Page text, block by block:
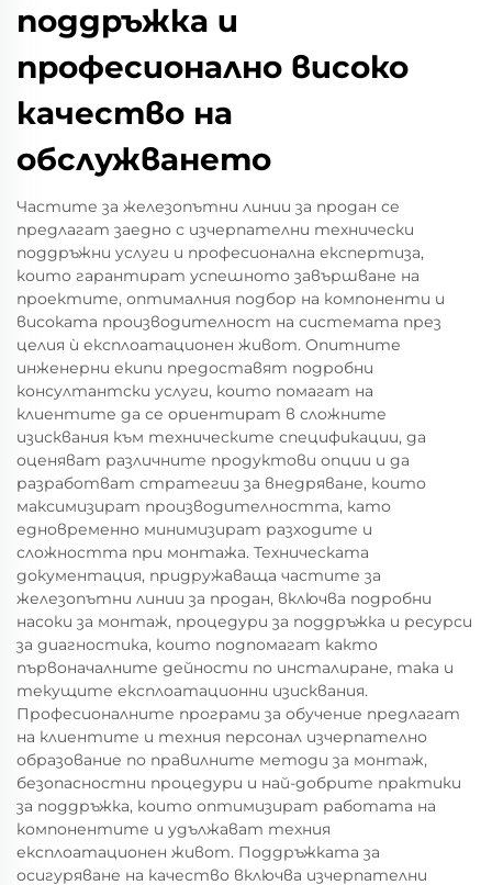
поддръжка и
професионално високо
качество на
обслужването
Частите за железопътни линии за продан се
предлагат заедно с изчерпателни технически
поддръжни услуги и професионална експертиза,
които гарантират успешното завършване на
проектите, оптималния подбор на компоненти и
високата производителност на системата през
целия ѝ експлоатационен живот. Опитните
инженерни екипи предоставят подробни
консултантски услуги, които помагат на
клиентите да се ориентират в сложните
изисквания към техническите спецификации, да
оценяват различните продуктови опции и да
разработват стратегии за внедряване, които
максимизират производителността, като
едновременно минимизират разходите и
сложността при монтажа. Техническата
документация, придружаваща частите за
железопътни линии за продан, включва подробни
насоки за монтаж, процедури за поддръжка и ресурси
за диагностика, които подпомагат както
първоначалните дейности по инсталиране, така и
текущите експлоатационни изисквания.
Професионалните програми за обучение предлагат
на клиентите и техния персонал изчерпателно
образование по правилните методи за монтаж,
безопасностни процедури и най-добрите практики
за поддръжка, които оптимизират работата на
компонентите и удължават техния
експлоатационен живот. Поддръжката за
осигуряване на качество включва изчерпателни